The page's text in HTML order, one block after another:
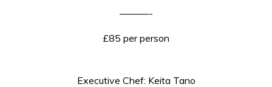
———-
£85 per person
Executive Chef: Keita Tano